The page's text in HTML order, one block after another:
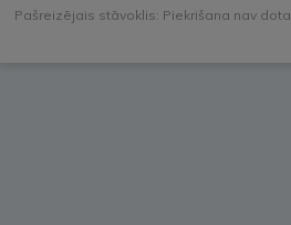
Pašreizējais stāvoklis: Piekrišana nav dota.